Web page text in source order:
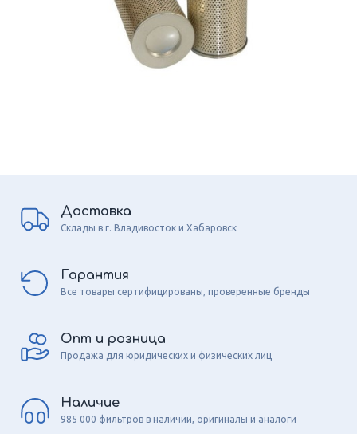
Доставка
Склады в г. Владивосток и Хабаровск
Гарантия
Все товары сертифицированы, проверенные бренды
Опт и розница
Продажа для юридических и физических лиц
Наличие
985 000 фильтров в наличии, оригиналы и аналоги